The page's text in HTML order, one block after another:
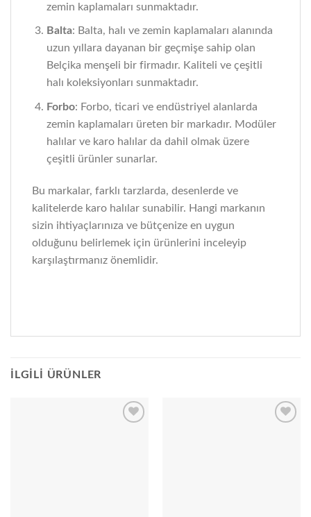
zemin kaplamaları sunmaktadır.
Balta: Balta, halı ve zemin kaplamaları alanında
uzun yıllara dayanan bir geçmişe sahip olan
Belçika menşeli bir firmadır. Kaliteli ve çeşitli
halı koleksiyonları sunmaktadır.
Forbo: Forbo, ticari ve endüstriyel alanlarda
zemin kaplamaları üreten bir markadır. Modüler
halılar ve karo halılar da dahil olmak üzere
çeşitli ürünler sunarlar.
Bu markalar, farklı tarzlarda, desenlerde ve
kalitelerde karo halılar sunabilir. Hangi markanın
sizin ihtiyaçlarınıza ve bütçenize en uygun
olduğunu belirlemek için ürünlerini inceleyip
karşılaştırmanız önemlidir.
İLGILI ÜRÜNLER